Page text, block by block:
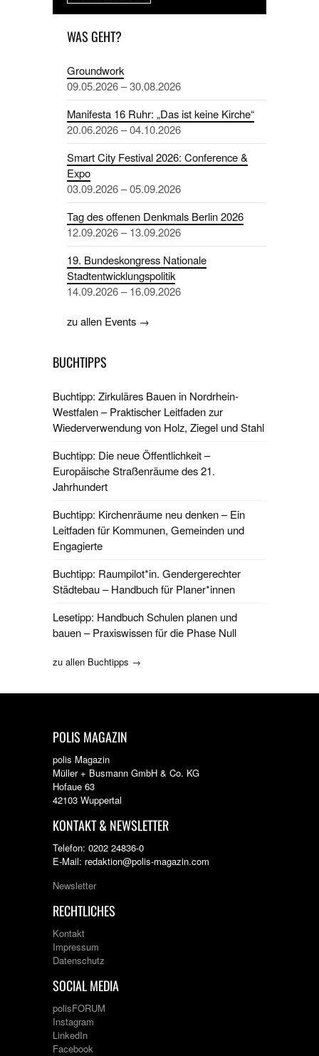
WAS GEHT?
Groundwork
09.05.2026 – 30.08.2026
Manifesta 16 Ruhr: „Das ist keine Kirche“
20.06.2026 – 04.10.2026
Smart City Festival 2026: Conference &
Expo
03.09.2026 – 05.09.2026
Tag des offenen Denkmals Berlin 2026
12.09.2026 – 13.09.2026
19. Bundeskongress Nationale
Stadtentwicklungspolitik
14.09.2026 – 16.09.2026
zu allen Events →
BUCHTIPPS
Buchtipp: Zirkuläres Bauen in Nordrhein-
Westfalen – Praktischer Leitfaden zur
Wiederverwendung von Holz, Ziegel und Stahl
Buchtipp: Die neue Öffentlichkeit –
Europäische Straßenräume des 21.
Jahrhundert
Buchtipp: Kirchenräume neu denken – Ein
Leitfaden für Kommunen, Gemeinden und
Engagierte
Buchtipp: Raumpilot*in. Gendergerechter
Städtebau – Handbuch für Planer*innen
Lesetipp: Handbuch Schulen planen und
bauen – Praxiswissen für die Phase Null
zu allen Buchtipps →
POLIS MAGAZIN
polis Magazin
Müller + Busmann GmbH & Co. KG
Hofaue 63
42103 Wuppertal
KONTAKT & NEWSLETTER
Telefon: 0202 24836-0
E-Mail: redaktion@polis-magazin.com
Newsletter
RECHTLICHES
Kontakt
Impressum
Datenschutz
SOCIAL MEDIA
polisFORUM
Instagram
LinkedIn
Facebook